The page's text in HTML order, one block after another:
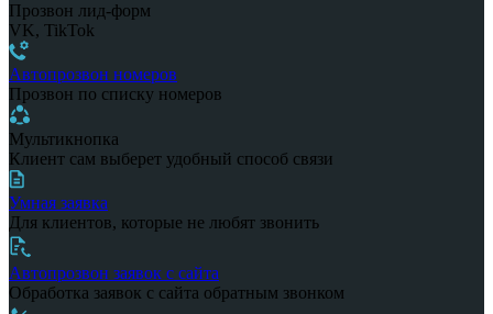
Прозвон лид-форм
VK, TikTok
Автопрозвон номеров
Прозвон по списку номеров
Мультикнопка
Клиент сам выберет удобный способ связи
Умная заявка
Для клиентов, которые не любят звонить
Автопрозвон заявок с сайта
Обработка заявок с сайта обратным звонком